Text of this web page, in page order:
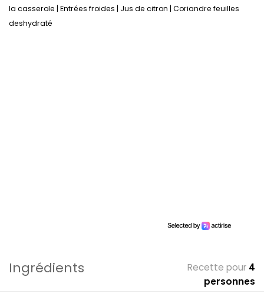
la casserole Entrées froides Jus de citron Coriandre feuilles
deshydraté
Ingrédients Recette pour 4
personnes